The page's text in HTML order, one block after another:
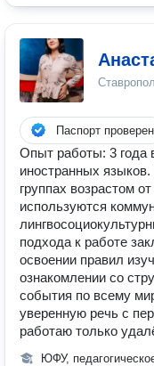
Паспорт проверен
Опыт работы: 3 года
иностранных
группах возрастом
используются
подхода к работе
освоении правил
ознакомлении со
события по всему
уверенную речь с
работаю только
ЮФУ,